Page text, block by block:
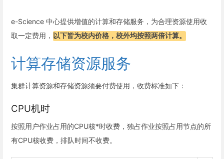
e-Science 中心提供增值的计算和存储服务，为合理资源使用收
取一定费用， 以下皆为校内价格，校外均按照两倍计算。
计算存储资源服务
集群计算资源和存储资源须要付费使用，收费标准如下：
CPU机时
按照用户作业占用的CPU核*时收费，独占作业按照占用节点的所
有CPU核收费，排队时间不收费。